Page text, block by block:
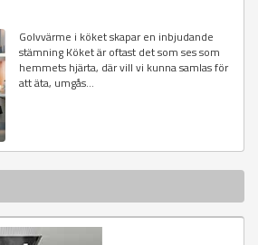
Golvvärme i köket skapar en inbjudande
stämning Köket är oftast det som ses som
hemmets hjärta, där vill vi kunna samlas för
att äta, umgås...